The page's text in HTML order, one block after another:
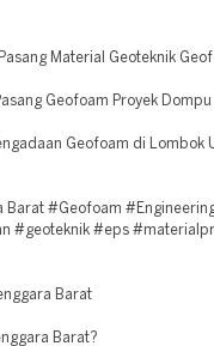
Material Geoteknik
Geofoam Proyek Dompu
Geofoam di Lombok
Barat #Geofoam
#geoteknik #eps
Barat
Barat?